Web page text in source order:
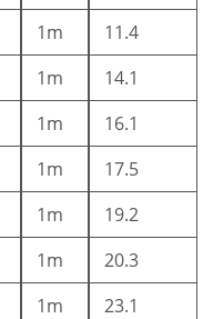
1m
11.4
1m
14.1
1m
16.1
1m
17.5
1m
19.2
1m
20.3
1m
23.1